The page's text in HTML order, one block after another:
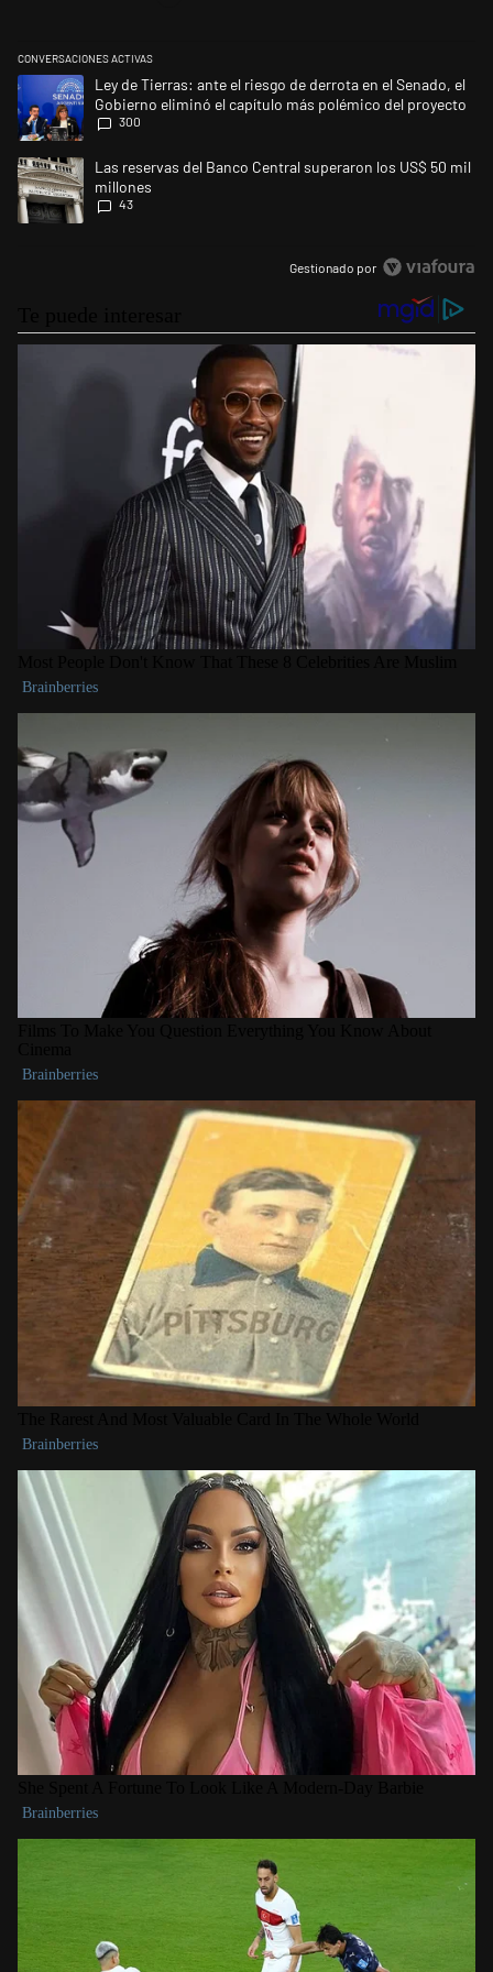
CONVERSACIONES ACTIVAS
Este listado muestra los artículos con más comentarios en los últimos
Un artículo de tendencia con el título "Ley de Tierras: ante el riesgo
Ley de Tierras: ante el riesgo de derrota en el Senado, el
Gobierno eliminó el capítulo más polémico del proyecto
300
Un artículo de tendencia con el título "Las reservas del Banco Central
Las reservas del Banco Central superaron los US$ 50 mil
millones
43
Gestionado por